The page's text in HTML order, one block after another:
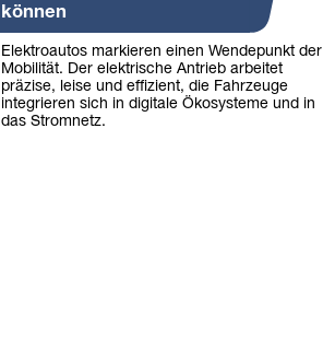
können
Elektroautos markieren einen Wendepunkt der
Mobilität. Der elektrische Antrieb arbeitet
präzise, leise und effizient, die Fahrzeuge
integrieren sich in digitale Ökosysteme und in
das Stromnetz.